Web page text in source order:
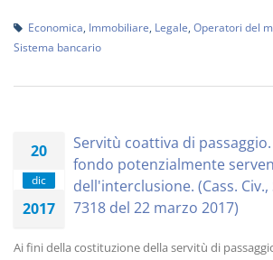
Economica Immobiliare Legale Operatori del
Sistema bancario
20
dic
2017
Servitù coattiva di
fondo potenzialmente
dell'interclusione. (Cass. Civ.,
7318 del 22 marzo 2017)
Ai fini della costituzione della servitù di